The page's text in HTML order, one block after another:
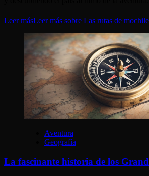
Leer másLeer más sobre Las rutas de
Aventura
Geografía
La fascinante historia de los